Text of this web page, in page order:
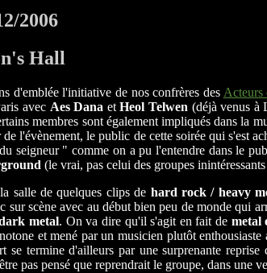
2006
Hall
d'emblée l'initiative de nos confrères des Acteurs
avec Aes Dana etHeol Telwen (déjà venus à
membres sont également impliqués dans la
l'évènement, le public de cette soirée qui s'est
seigneur " comme on a pu l'entendre dans le
(le vrai, pas celui des groupes
salle de quelques clips de hard rock / heavy
sur scène avec au début bien peu de monde qui
metal. On va dire qu'il s'agit en fait de metal
et mené par un musicien plutôt
se termine d'ailleurs par une surprenante reprise
pas pensé que reprendrait le groupe, dans une